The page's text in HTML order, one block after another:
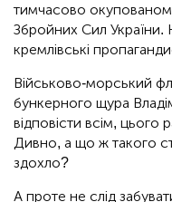
тимчасово
Збройних Сил України.
кремлівські
Військово-морський
бункерного щура
відповісти всім, цього
Дивно, а що ж такого
здохло?
А проте не слід